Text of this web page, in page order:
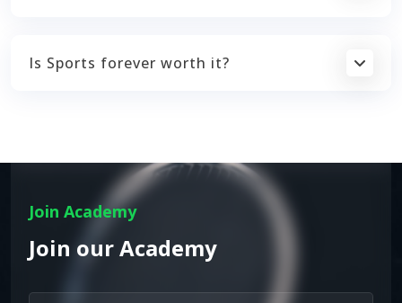
Is Sports forever worth it?
Join Academy
Join our Academy